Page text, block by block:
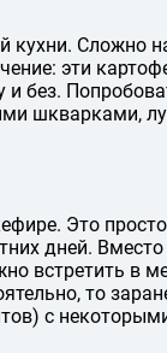
кухни. Сложно
эти
и без.
шкварками,
Это
дней.
встретить в
то
с